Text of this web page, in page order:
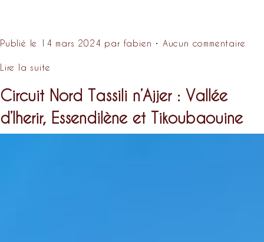
Publié le 14 mars 2024 par fabien • Aucun commentaire
Lire la suite
Circuit Nord Tassili n’Ajjer : Vallée
d’Iherir, Essendilène et Tikoubaouine